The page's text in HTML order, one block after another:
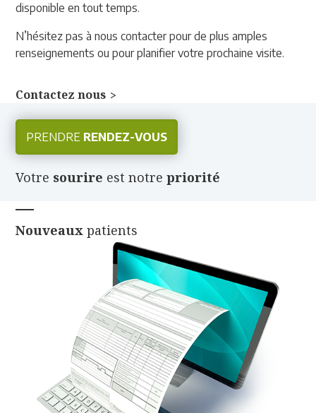
disponible en tout temps.
N’hésitez pas à nous contacter pour de plus amples
renseignements ou pour planifier votre prochaine visite.
Contactez nous
PRENDRE RENDEZ-VOUS
Votre sourire est notrepriorité
Nouveaux patients